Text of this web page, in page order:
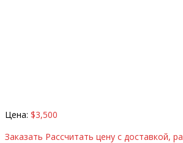
Цена: $3,500
Заказать Рассчитать цену с доставкой,